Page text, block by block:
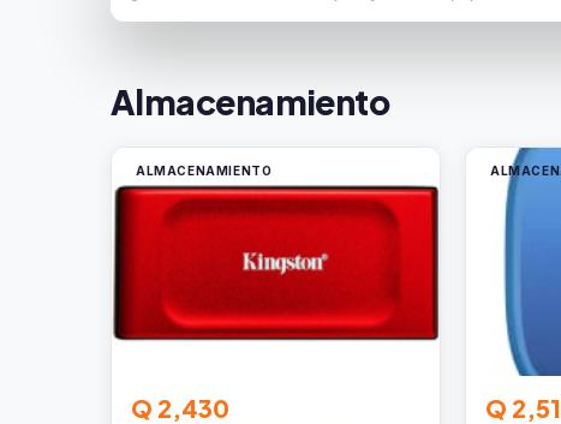
Almacenamiento
ALMACENAMIENTO
Q 2,430 Q